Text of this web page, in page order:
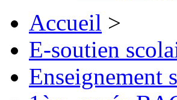
Accueil >
E-soutien
Enseignement